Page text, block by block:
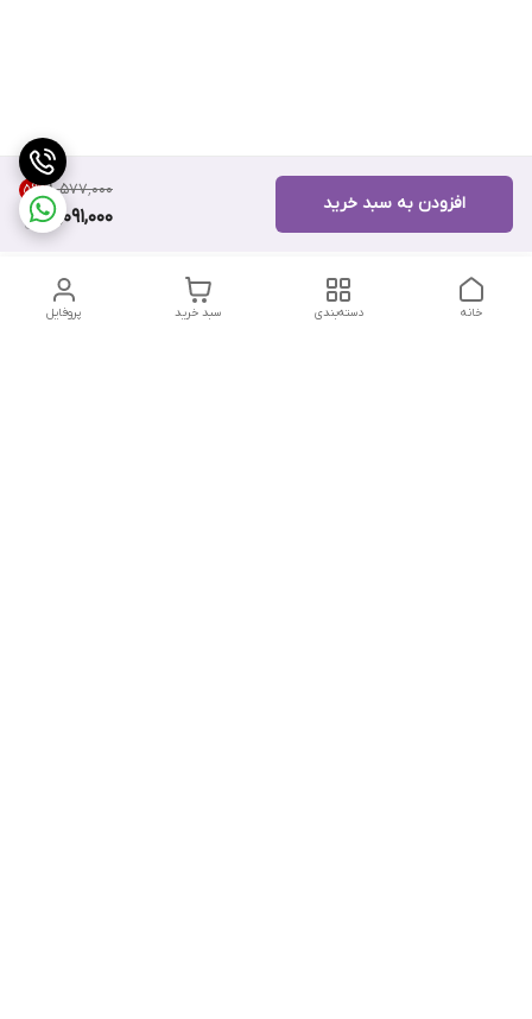
۸٬۵۷۷٬۰۰۰ 5%
8,091,000
افزودن به سبد خرید
پروفایل سبد خرید دسته‌بندی خانه